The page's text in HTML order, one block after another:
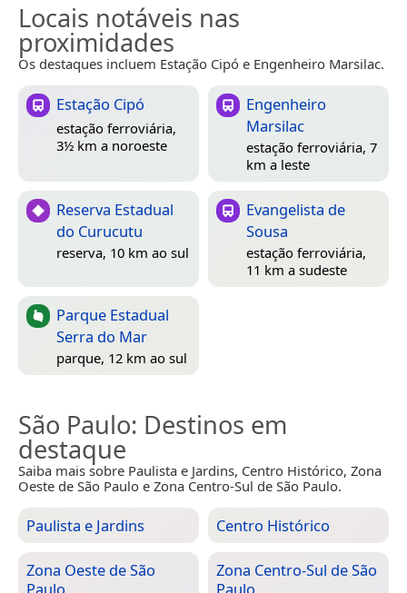
Locais notáveis nas
proximidades
Os destaques incluem Estação Cipó e Engenheiro Marsilac.
Estação Cipó
estação ferroviária,
3½ km a noroeste
Engenheiro
Marsilac
estação ferroviária, 7
km a leste
Reserva Estadual
do Curucutu
reserva, 10 km ao sul
Evangelista de
Sousa
estação ferroviária,
11 km a sudeste
Parque Estadual
Serra do Mar
parque, 12 km ao sul
São Paulo: Destinos em
destaque
Saiba mais sobre Paulista e Jardins, Centro Histórico, Zona
Oeste de São Paulo e Zona Centro-Sul de São Paulo.
Paulista e Jardins Centro Histórico
Zona Oeste de São
Zona Centro-Sul de São